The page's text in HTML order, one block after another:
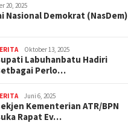
20, 2025
Nasional Demokrat (NasDem)
Oktober 13, 2025
Labuhanbatu Hadiri
Perlo…
Juni 6, 2025
Kementerian ATR/BPN
Rapat Ev…